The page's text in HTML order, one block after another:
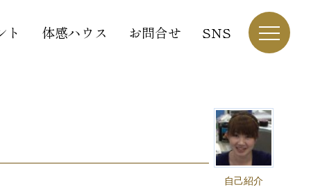
ト 体感ハウス お問合せ SNS
自己紹介